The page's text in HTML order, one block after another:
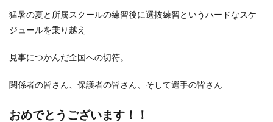
猛暑の夏と所属スクールの練習後に選抜練習というハードなスケ
ジュールを乗り越え
見事につかんだ全国への切符。
関係者の皆さん、保護者の皆さん、そして選手の皆さん
おめでとうございます！！